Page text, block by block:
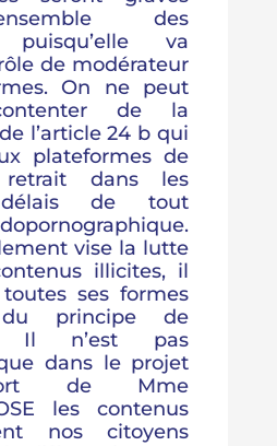
des
puisqu’elle va
de modérateur
On ne peut
de la
l’article 24 b qui
plateformes de
dans les
délais de tout
vise la lutte
illicites, il
ses formes
principe de
Il n’est pas
dans le projet
de Mme
les contenus
nos citoyens